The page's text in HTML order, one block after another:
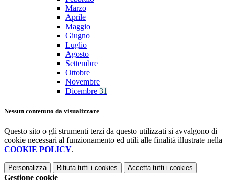
Marzo
Aprile
Maggio
Giugno
Luglio
Agosto
Settembre
Ottobre
Novembre
Dicembre 31
Nessun contenuto da visualizzare
Questo sito o gli strumenti terzi da questo utilizzati si avvalgono di
cookie necessari al funzionamento ed utili alle finalità illustrate nella
COOKIE POLICY.
Personalizza Rifiuta tutti i cookies Accetta tutti i cookies
Gestione cookie